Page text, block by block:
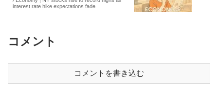
interest rate hike expectations fade.
コメント
コメントを書き込む